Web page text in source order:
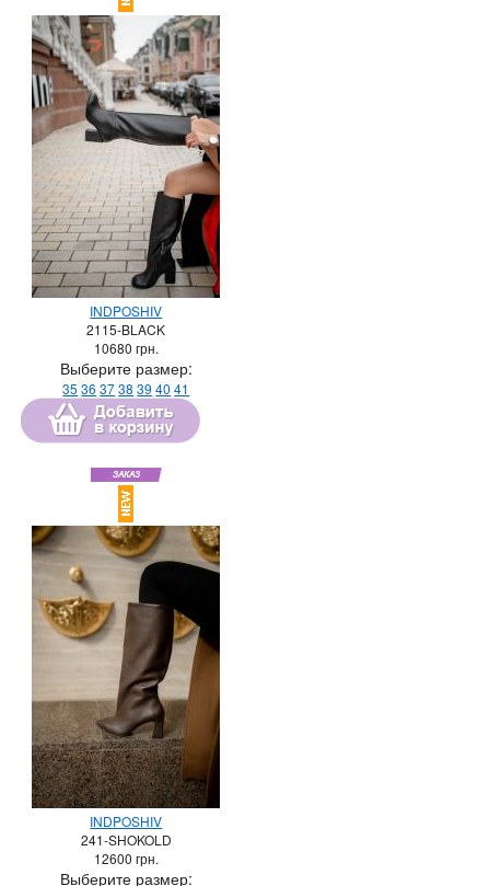
INDPOSHIV
2115-BLACK
10680 грн.
Выберите размер:
35 36 3738 39 40 41
INDPOSHIV
241-SHOKOLD
12600 грн.
Выберите размер: